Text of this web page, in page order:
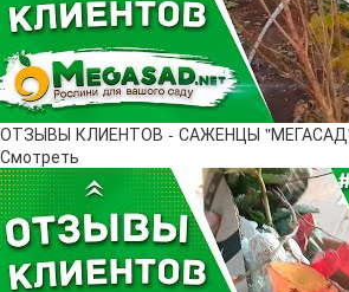
ОТЗЫВЫ КЛИЕНТОВ - САЖЕНЦЫ "МЕГАСАД"
Смотреть